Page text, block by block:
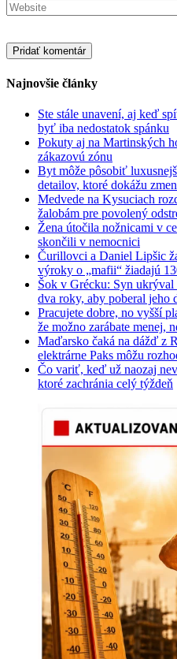
Najnovšie články
Ste stále unavení, aj keď
byť iba nedostatok spánku
Pokuty aj na Martinských
zákazovú zónu
Byt môže pôsobiť
detailov, ktoré dokážu
Medvede na Kysuciach
žalobám pre povolený
Žena útočila nožnicami v
skončili v nemocnici
Čurillovci a Daniel Lipšic
výroky o „mafii“ žiadajú
Šok v Grécku: Syn
dva roky, aby poberal jeho
Pracujete dobre, no vyšší
že možno zarábate menej,
Maďarsko čaká na dážď z
elektrárne Paks môžu
Čo variť, keď už naozaj
ktoré zachránia celý týždeň